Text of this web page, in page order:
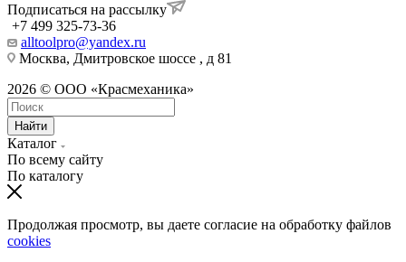
Подписаться на рассылку
+7 499 325-73-36
alltoolpro@yandex.ru
Москва, Дмитровское шоссе , д 81
2026 © ООО «Красмеханика»
Найти
Каталог
По всему сайту
По каталогу
Продолжая просмотр, вы даете согласие на обработку файлов
cookies